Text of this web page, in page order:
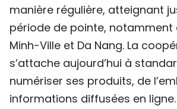
manière régulière, atteignant
période de pointe, notamment
Minh-Ville et Da Nang. La
s’attache aujourd’hui à
numériser ses produits, de
informations diffusées en ligne.